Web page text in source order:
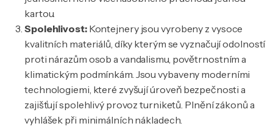
kartou.
Spolehlivost:Kontejnery jsou vyrobeny z vysoce
kvalitních materiálů, díky kterým se vyznačují odolností
proti nárazům osob a vandalismu, povětrnostním a
klimatickým podmínkám. Jsou vybaveny moderními
technologiemi, které zvyšují úroveň bezpečnosti a
zajišťují spolehlivý provoz turniketů. Plnění zákonů a
vyhlášek při minimálních nákladech.